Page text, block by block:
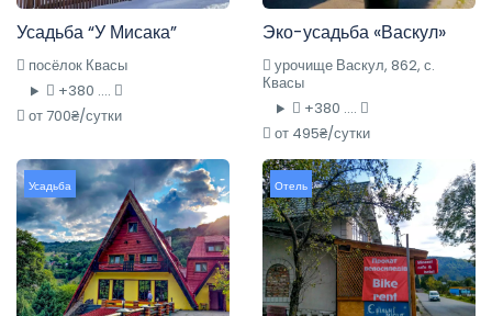
Усадьба “У Мисака”
посёлок Квасы
+380 ....
от 700₴/сутки
Эко-усадьба «Васкул»
урочище Васкул, 862, с.
Квасы
+380 ....
от 495₴/сутки
Усадьба Отель